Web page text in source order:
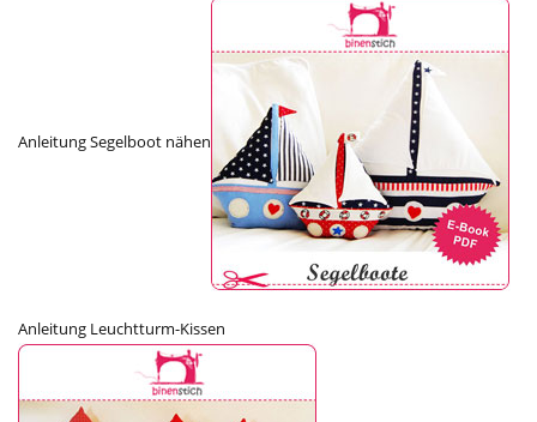
Anleitung Segelboot nähen
Anleitung Leuchtturm-Kissen